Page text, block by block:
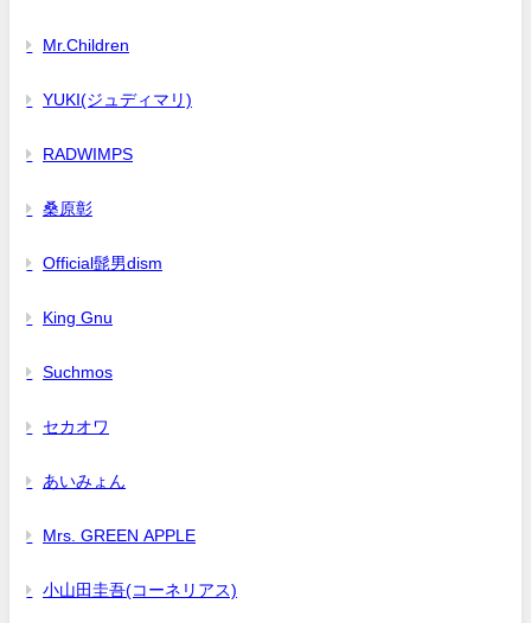
Mr.Children
YUKI(ジュディマリ)
RADWIMPS
桑原彰
Official髭男dism
King Gnu
Suchmos
セカオワ
あいみょん
Mrs. GREEN APPLE
小山田圭吾(コーネリアス)